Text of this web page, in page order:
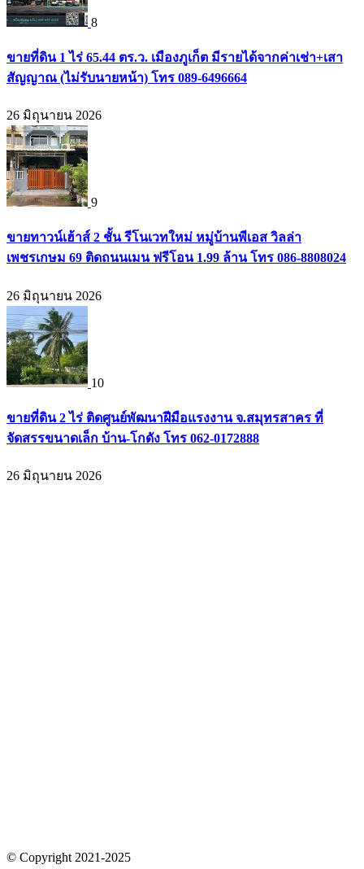
8
ขายที่ดิน 1 ไร่ 65.44 ตร.ว. เมืองภูเก็ต มีรายได้จากค่าเช่า+เสา
สัญญาณ (ไม่รับนายหน้า) โทร 089-6496664
26 มิถุนายน 2026
9
ขายทาวน์เฮ้าส์ 2 ชั้น รีโนเวทใหม่ หมู่บ้านพีเอส วิลล่า
เพชรเกษม 69 ติดถนนเมน ฟรีโอน 1.99 ล้าน โทร 086-8808024
26 มิถุนายน 2026
10
ขายที่ดิน 2 ไร่ ติดศูนย์พัฒนาฝีมือแรงงาน จ.สมุทรสาคร ที่
จัดสรรขนาดเล็ก บ้าน-โกดัง โทร 062-0172888
26 มิถุนายน 2026
© Copyright 2021-2025